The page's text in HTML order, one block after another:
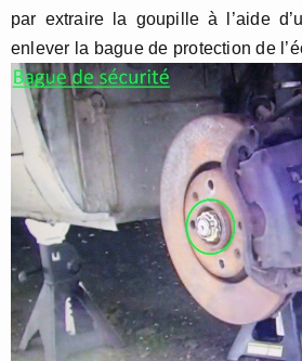
par extraire la goupille à l’aide
enlever la bague de protection de